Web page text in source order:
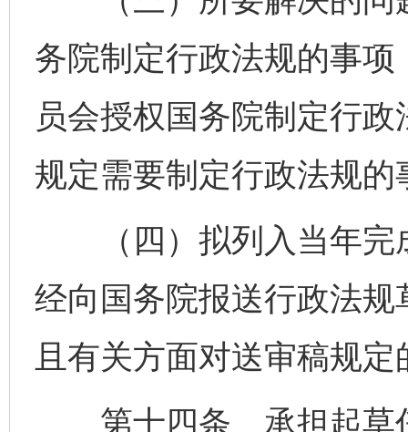
务院制定行政法规的事
员会授权国务院制定行
规定需要制定行政法规的
（四）拟列入当年完
经向国务院报送行政法
且有关方面对送审稿规
第十四条 承担起草任